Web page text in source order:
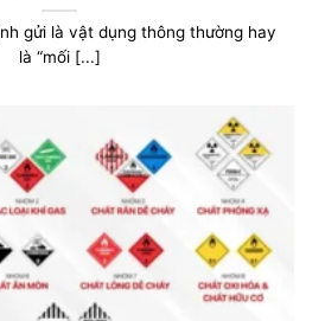
gửi là vật dụng thông thường hay
là “mối [...]